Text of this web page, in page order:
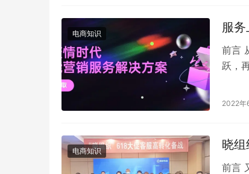
电商知识 服
前言
跃，
2022年
电商知识 晓组
前言